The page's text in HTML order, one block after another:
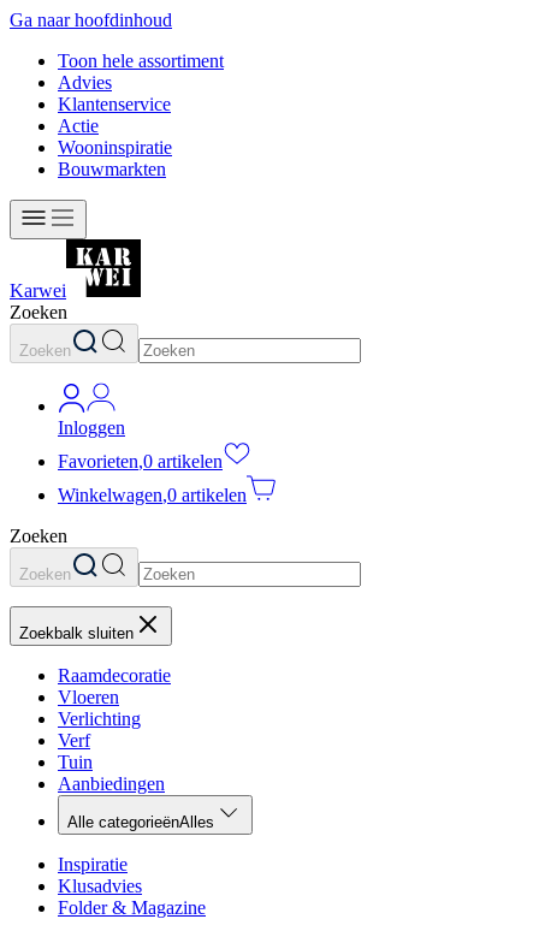
Ga naar hoofdinhoud
Toon hele assortiment
Advies
Klantenservice
Actie
Wooninspiratie
Bouwmarkten
Karwei
Zoeken
Zoeken
Inloggen
Favorieten,0 artikelen
Winkelwagen,0 artikelen
Zoeken
Zoeken
Zoekbalk sluiten
Raamdecoratie
Vloeren
Verlichting
Verf
Tuin
Aanbiedingen
Alle categorieënAlles
Inspiratie
Klusadvies
Folder & Magazine